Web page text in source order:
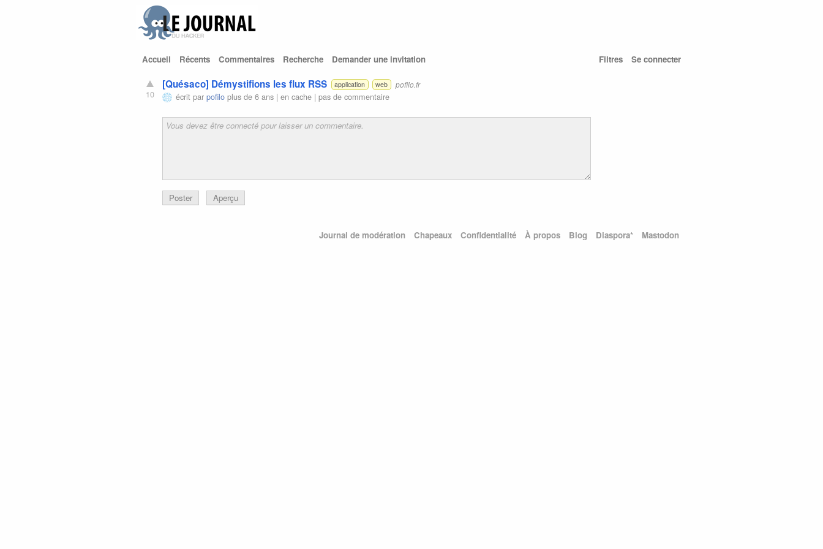
Accueil Récents Commentaires Recherche Demander une invitation Filtres Se connecter
10
[Quésaco] Démystifions les flux RSS application web pofilo.fr
écrit parpofilo plus de 6 ans |en cache |pas de commentaire
Poster Aperçu
Journal de modération Chapeaux Confidentialité À propos Blog Diaspora* Mastodon